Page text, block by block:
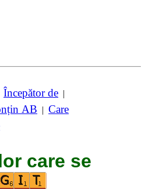
Începător de |
AB | Care
care se